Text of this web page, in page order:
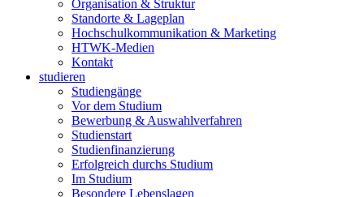
Organisation & Struktur
Standorte & Lageplan
Hochschulkommunikation & Marketing
HTWK-Medien
Kontakt
studieren
Studiengänge
Vor dem Studium
Bewerbung & Auswahlverfahren
Studienstart
Studienfinanzierung
Erfolgreich durchs Studium
Im Studium
Besondere Lebenslagen